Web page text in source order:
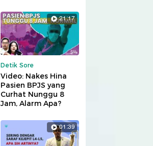
21:17
Detik Sore
Video: Nakes Hina
Pasien BPJS yang
Curhat Nunggu 8
Jam, Alarm Apa?
01:39